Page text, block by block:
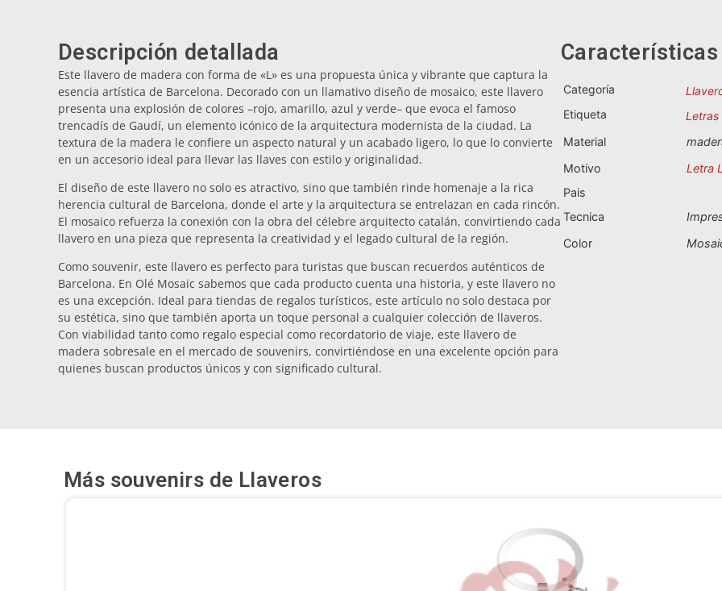
Descripción detallada
Este llavero de madera con forma de «L» es una propuesta única y vibrante que captura la
esencia artística de Barcelona. Decorado con un llamativo diseño de mosaico, este llavero
presenta una explosión de colores –rojo, amarillo, azul y verde– que evoca el famoso
trencadís de Gaudí, un elemento icónico de la arquitectura modernista de la ciudad. La
textura de la madera le confiere un aspecto natural y un acabado ligero, lo que lo convierte
en un accesorio ideal para llevar las llaves con estilo y originalidad.
El diseño de este llavero no solo es atractivo, sino que también rinde homenaje a la rica
herencia cultural de Barcelona, donde el arte y la arquitectura se entrelazan en cada rincón.
El mosaico refuerza la conexión con la obra del célebre arquitecto catalán, convirtiendo cada
llavero en una pieza que representa la creatividad y el legado cultural de la región.
Como souvenir, este llavero es perfecto para turistas que buscan recuerdos auténticos de
Barcelona. En Olé Mosaic sabemos que cada producto cuenta una historia, y este llavero no
es una excepción. Ideal para tiendas de regalos turísticos, este artículo no solo destaca por
su estética, sino que también aporta un toque personal a cualquier colección de llaveros.
Con viabilidad tanto como regalo especial como recordatorio de viaje, este llavero de
madera sobresale en el mercado de souvenirs, convirtiéndose en una excelente opción para
quienes buscan productos únicos y con significado cultural.
Características
Categoría
Etiqueta
Letras
Material
Motivo
Letra L
Pais
Tecnica
Color
Más souvenirs de Llaveros